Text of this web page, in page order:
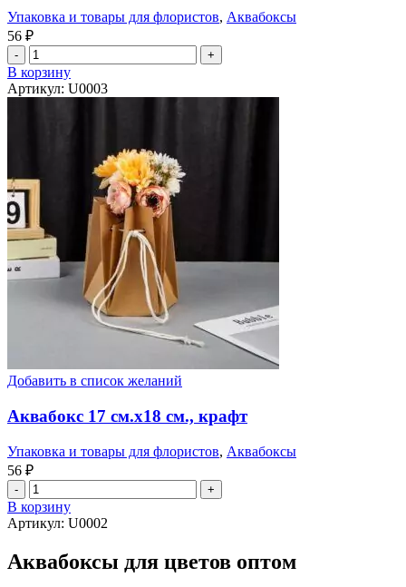
Упаковка и товары для флористов, Аквабоксы
56 ₽
В корзину
Артикул: U0003
Добавить в список желаний
Аквабокс 17 см.x18 см., крафт
Упаковка и товары для флористов, Аквабоксы
56 ₽
В корзину
Артикул: U0002
Аквабоксы для цветов оптом